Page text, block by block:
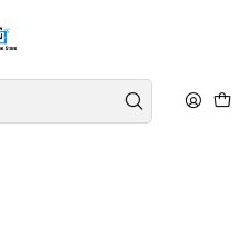
Samsung A26